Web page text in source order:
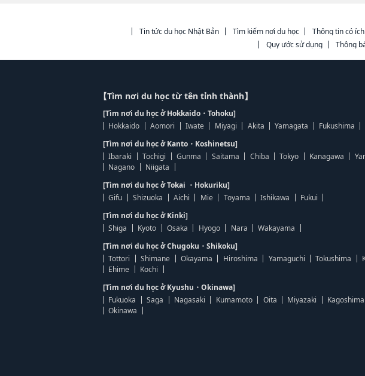
Tin tức du học Nhật Bản Tìm kiếm nơi du học Thông tin có
Quy ước sử dụng
Thông
【Tìm nơi du học từ tên tỉnh thành】
[Tìm nơi du học ở Hokkaido・Tohoku]
Hokkaido
Aomori Iwate Miyagi Akita Yamagata
Fukushima
[Tìm nơi du học ở Kanto・Koshinetsu]
Ibaraki
Tochigi Gunma Saitama Chiba Tokyo Kanagawa
Nagano
Niigata
[Tìm nơi du học ở Tokai ・Hokuriku]
Gifu
Shizuoka Aichi Mie Toyama Ishikawa
Fukui
[Tìm nơi du học ở Kinki]
Shiga
Kyoto Osaka Hyogo Nara
Wakayama
[Tìm nơi du học ở Chugoku・Shikoku]
Tottori
Shimane Okayama Hiroshima Yamaguchi Tokushima
Ehime
Kochi
[Tìm nơi du học ở Kyushu・Okinawa]
Fukuoka
Saga Nagasaki Kumamoto Oita Miyazaki
Kagoshima
Okinawa